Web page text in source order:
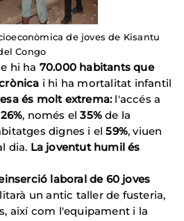
de joves de Kisantu
Congo
hi ha 70.000 habitants que
i hi ha mortalitat infantil
és molt extrema:l'accés a
26%, només el35% de la
dignes i el59%, viuen
dia. La joventut humil és
laboral de 60 joves
un antic taller de fusteria,
així com l'equipament i la